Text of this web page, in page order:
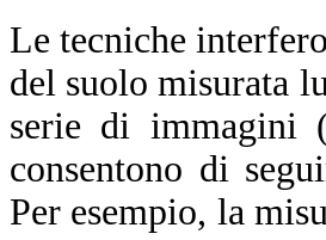
Le tecniche
del suolo misurata
serie di immagini
consentono di
Per esempio, la